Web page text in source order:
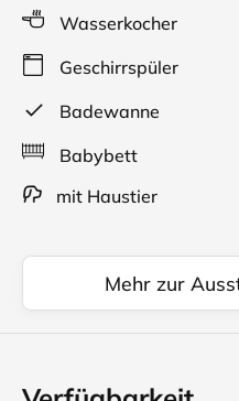
Wasserkocher
Geschirrspüler
Badewanne
Babybett
mit Haustier
Mehr zur